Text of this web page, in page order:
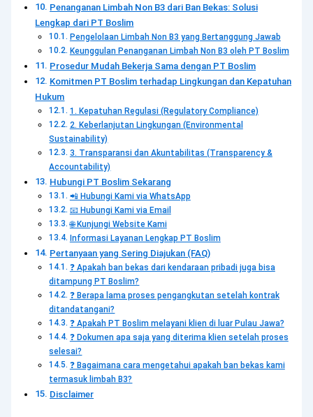
Penanganan Limbah Non B3 dari Ban Bekas: Solusi
Lengkap dari PT Boslim
Pengelolaan Limbah Non B3 yang Bertanggung Jawab
Keunggulan Penanganan Limbah Non B3 oleh PT Boslim
Prosedur Mudah Bekerja Sama dengan PT Boslim
Komitmen PT Boslim terhadap Lingkungan dan Kepatuhan
Hukum
1. Kepatuhan Regulasi (Regulatory Compliance)
2. Keberlanjutan Lingkungan (Environmental
Sustainability)
3. Transparansi dan Akuntabilitas (Transparency &
Accountability)
Hubungi PT Boslim Sekarang
📲 Hubungi Kami via WhatsApp
📧 Hubungi Kami via Email
🌐 Kunjungi Website Kami
Informasi Layanan Lengkap PT Boslim
Pertanyaan yang Sering Diajukan (FAQ)
❓ Apakah ban bekas dari kendaraan pribadi juga bisa
ditampung PT Boslim?
❓ Berapa lama proses pengangkutan setelah kontrak
ditandatangani?
❓ Apakah PT Boslim melayani klien di luar Pulau Jawa?
❓ Dokumen apa saja yang diterima klien setelah proses
selesai?
❓ Bagaimana cara mengetahui apakah ban bekas kami
termasuk limbah B3?
Disclaimer